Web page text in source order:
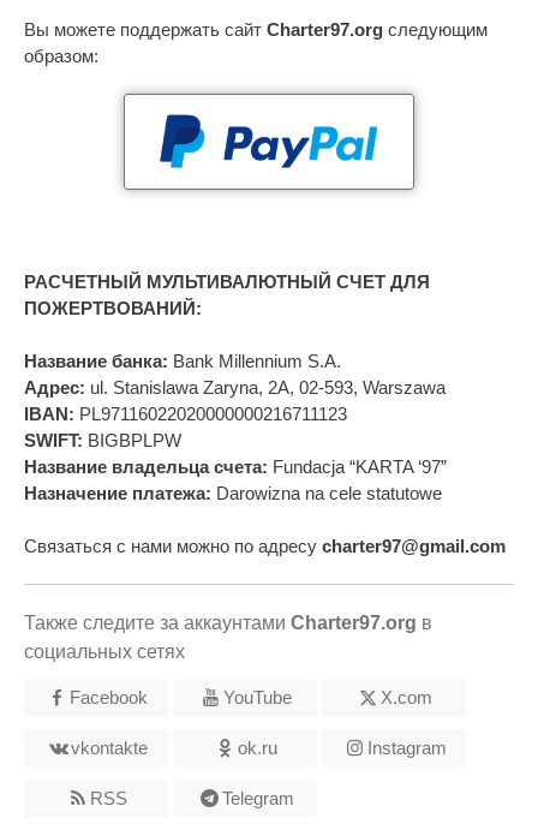
Вы можете поддержать сайт Charter97.org следующим
образом:
РАСЧЕТНЫЙ МУЛЬТИВАЛЮТНЫЙ СЧЕТ ДЛЯ
ПОЖЕРТВОВАНИЙ:
Название банка: Bank Millennium S.A.
Адрес: ul. Stanislawa Zaryna, 2A, 02-593, Warszawa
IBAN: PL97116022020000000216711123
SWIFT: BIGBPLPW
Название владельца счета: Fundacja “KARTA ‘97”
Назначение платежа: Darowizna na cele statutowe
Связаться с нами можно по адресу charter97@gmail.com
Также следите за аккаунтами Charter97.org в
социальных сетях
Facebook YouTube X.com
vkontakte ok.ru Instagram
RSS Telegram